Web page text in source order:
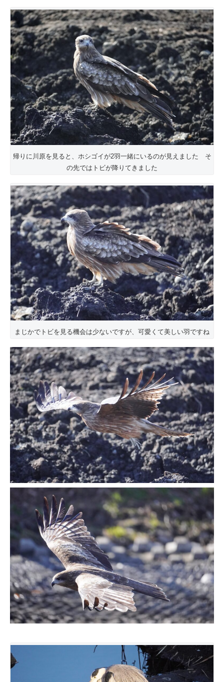
帰りに川原を見ると、ホシゴイが2羽一緒にいるのが見えました そ
の先ではトビが降りてきました
まじかでトビを見る機会は少ないですが、可愛くて美しい羽ですね